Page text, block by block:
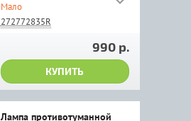
Мало
272772835R
990 р.
КУПИТЬ
Лампа противотуманной